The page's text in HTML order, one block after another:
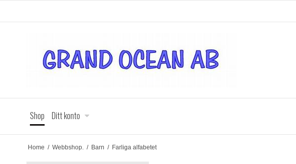
Shop Ditt konto
Home / Webbshop. / Barn / Farliga alfabetet